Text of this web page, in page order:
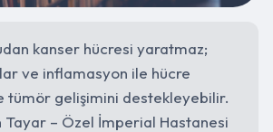
kanser hücresi yaratmaz;
ve inflamasyon ile hücre
tümör gelişimini destekleyebilir.
Tayar – Özel İmperial Hastanesi